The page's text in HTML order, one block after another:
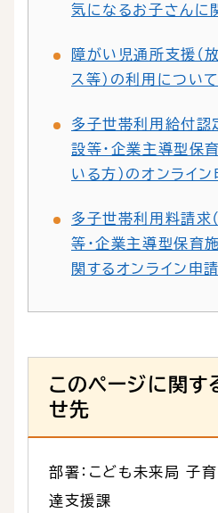
気になるお子さんに
障がい児通所支援（
ス等）の利用について
多子世帯利用給付認
設等・企業主導型保
いる方）のオンライ
多子世帯利用料請求
等・企業主導型保育
関するオンライン申
このページに関す
せ先
部署：こども未来局 子
達支援課